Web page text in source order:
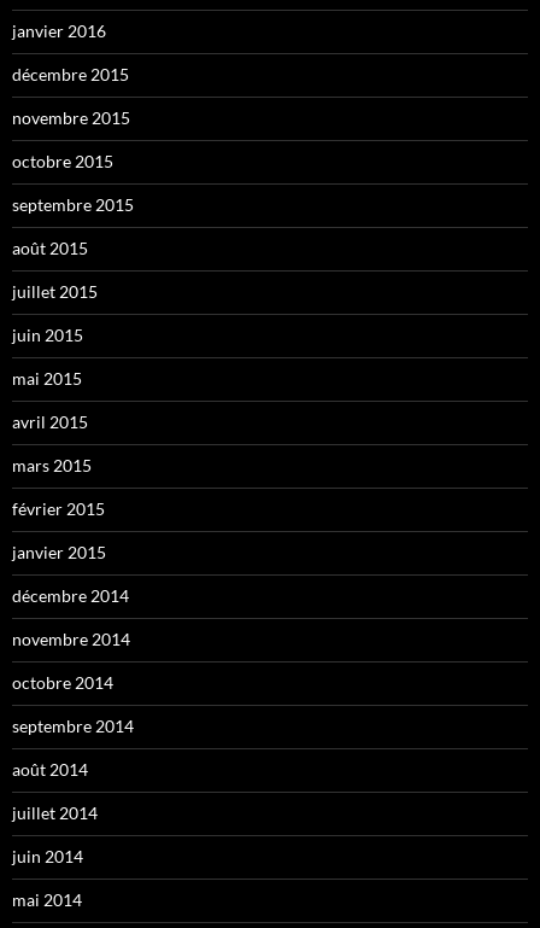
janvier 2016
décembre 2015
novembre 2015
octobre 2015
septembre 2015
août 2015
juillet 2015
juin 2015
mai 2015
avril 2015
mars 2015
février 2015
janvier 2015
décembre 2014
novembre 2014
octobre 2014
septembre 2014
août 2014
juillet 2014
juin 2014
mai 2014